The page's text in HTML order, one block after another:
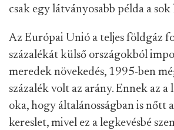
csak egy látványosabb példa a sok
Az Európai Unió a teljes földgáz
százalékát külső országokból
meredek növekedés, 1995-ben
százalék volt az arány. Ennek az a
oka, hogy általánosságban is nőtt
kereslet, mivel ez a legkevésbé